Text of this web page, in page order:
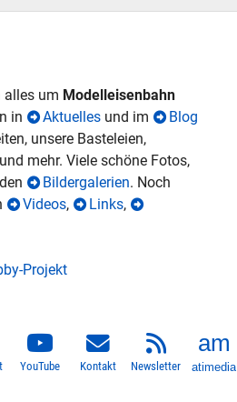
alles um Modelleisenbahn
in Aktuelles und im
Blog
unsere Basteleien,
mehr. Viele schöne Fotos,
Bildergalerien. Noch
Videos, Links,
Projekt
YouTube Kontakt Newsletter atimedia